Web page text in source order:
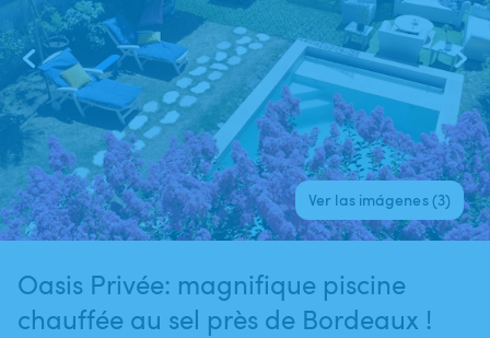
Ver las imágenes (3)
Oasis Privée: magnifique piscine
chauffée au sel près de Bordeaux !